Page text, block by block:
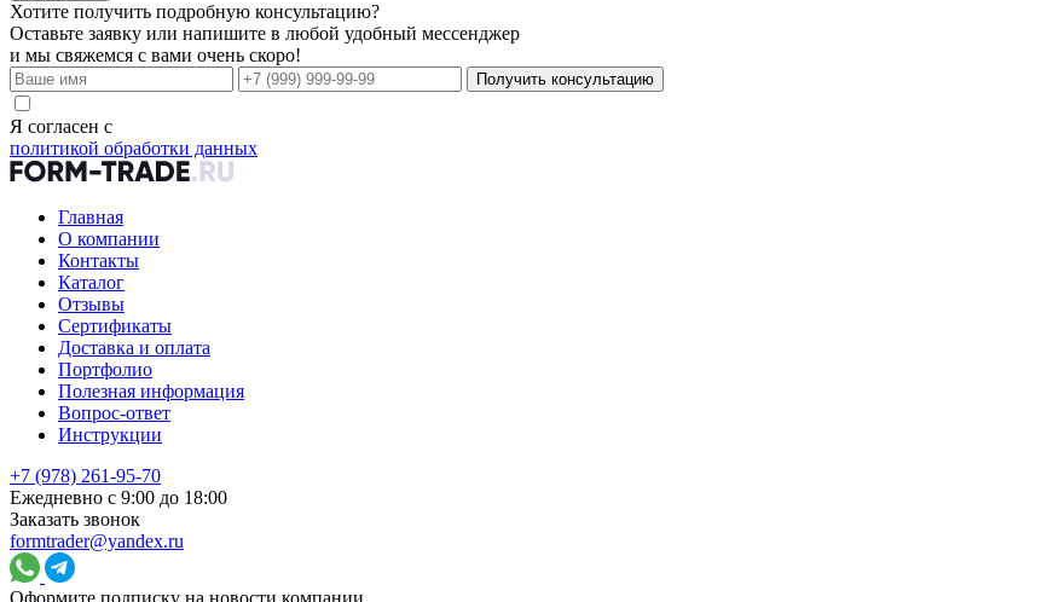
Хотите получить подробную консультацию?
Оставьте заявку или напишите в любой удобный мессенджер
и мы свяжемся с вами очень скоро!
Получить консультацию
Я согласен с
политикой обработки данных
Главная
О компании
Контакты
Каталог
Отзывы
Сертификаты
Доставка и оплата
Портфолио
Полезная информация
Вопрос-ответ
Инструкции
+7 (978) 261-95-70
Ежедневно с 9:00 до 18:00
Заказать звонок
formtrader@yandex.ru